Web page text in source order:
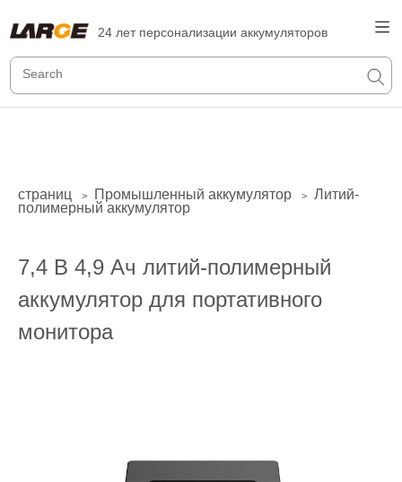
24 лет персонализации аккумуляторов
страниц > Промышленный аккумулятор >
Литий-
полимерный аккумулятор
7,4 В 4,9 Ач литий-полимерный
аккумулятор для портативного
монитора